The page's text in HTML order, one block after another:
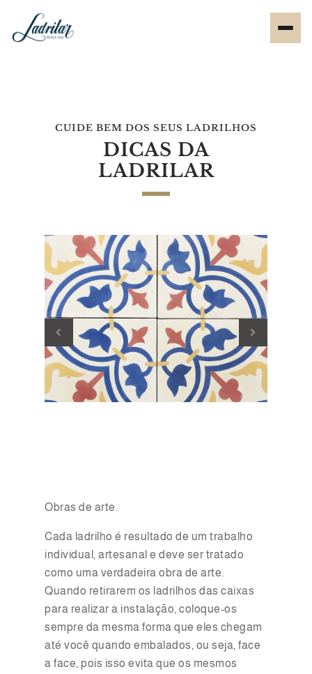
CUIDE BEM DOS SEUS LADRILHOS
DICAS DA
LADRILAR
Obras de arte.
Cada ladrilho é resultado de um trabalho
individual, artesanal e deve ser tratado
como uma verdadeira obra de arte.
Quando retirarem os ladrilhos das caixas
para realizar a instalação, coloque-os
sempre da mesma forma que eles chegam
até você quando embalados, ou seja, face
a face, pois isso evita que os mesmos